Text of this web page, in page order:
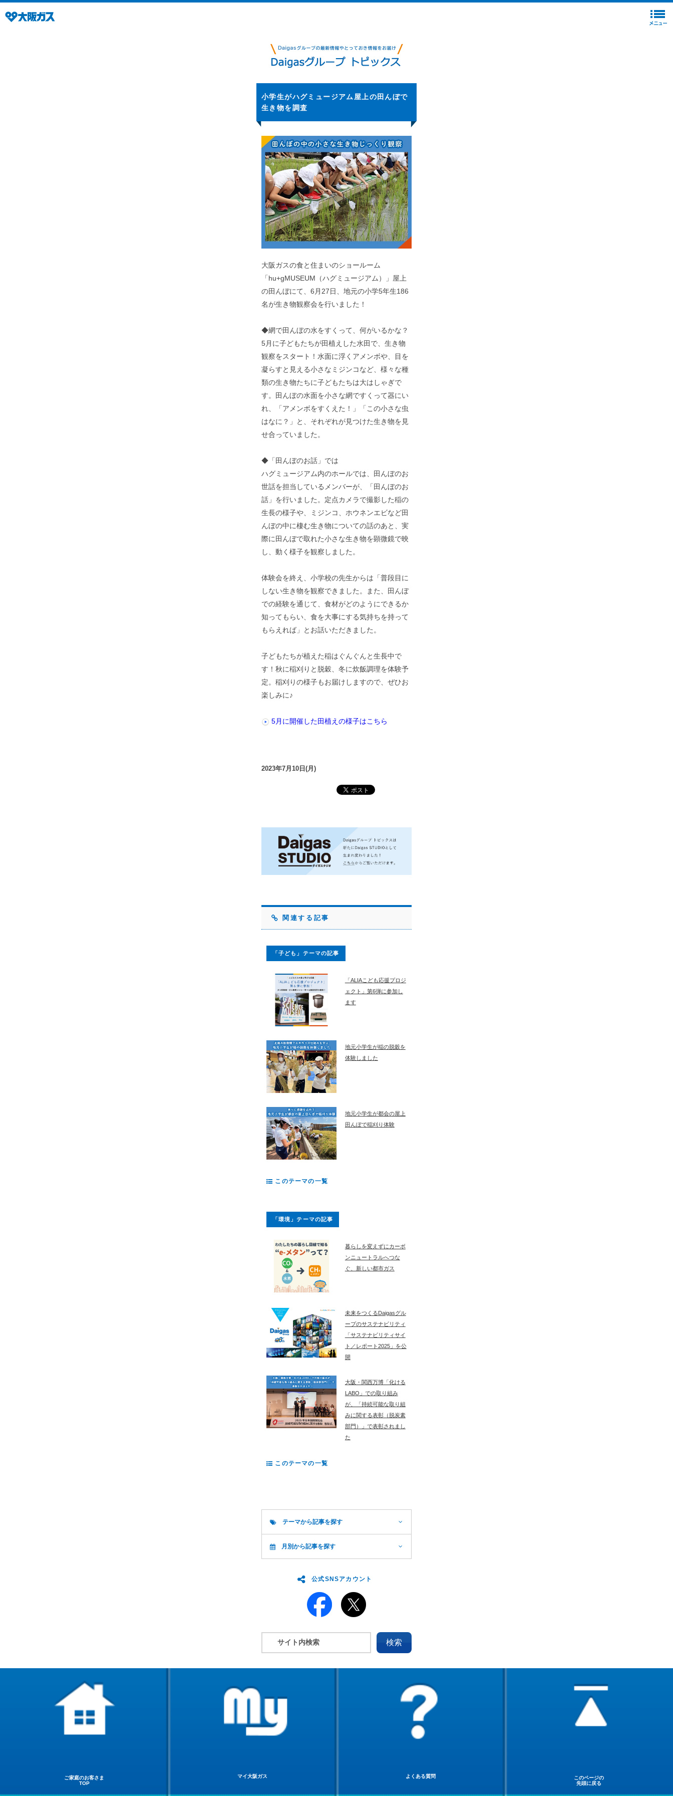
小学生がハグミュージアム屋上の田んぼで
生き物を調査
大阪ガスの食と住まいのショールーム
「hu+gMUSEUM（ハグミュージアム）」屋上
の田んぼにて、6月27日、地元の小学5年生186
名が生き物観察会を行いました！
◆網で田んぼの水をすくって、何がいるかな？
5月に子どもたちが田植えした水田で、生き物
観察をスタート！水面に浮くアメンボや、目を
凝らすと見える小さなミジンコなど、様々な種
類の生き物たちに子どもたちは大はしゃぎで
す。田んぼの水面を小さな網ですくって器にい
れ、「アメンボをすくえた！」「この小さな虫
はなに？」と、それぞれが見つけた生き物を見
せ合っていました。
◆「田んぼのお話」では
ハグミュージアム内のホールでは、田んぼのお
世話を担当しているメンバーが、「田んぼのお
話」を行いました。定点カメラで撮影した稲の
生長の様子や、ミジンコ、ホウネンエビなど田
んぼの中に棲む生き物についての話のあと、実
際に田んぼで取れた小さな生き物を顕微鏡で映
し、動く様子を観察しました。
体験会を終え、小学校の先生からは「普段目に
しない生き物を観察できました。また、田んぼ
での経験を通じて、食材がどのようにできるか
知ってもらい、食を大事にする気持ちを持って
もらえれば」とお話いただきました。
子どもたちが植えた稲はぐんぐんと生長中で
す！秋に稲刈りと脱穀、冬に炊飯調理を体験予
定。稲刈りの様子もお届けしますので、ぜひお
楽しみに♪
5月に開催した田植えの様子はこちら
2023年7月10日(月)
関連する記事
「子ども」テーマの記事
「ALIAこども応援プロジ
ェクト」第6弾に参加し
ます
地元小学生が稲の脱穀を
体験しました
地元小学生が都会の屋上
田んぼで稲刈り体験
このテーマの一覧
「環境」テーマの記事
暮らしを変えずにカーボ
ンニュートラルへつな
ぐ、新しい都市ガス
未来をつくるDaigasグル
ープのサステナビリティ
「サステナビリティサイ
ト／レポート2025」を公
開
大阪・関西万博「化ける
LABO」での取り組み
が、「持続可能な取り組
みに関する表彰（脱炭素
部門）」で表彰されまし
た
このテーマの一覧
テーマから記事を探す
月別から記事を探す
公式SNSアカウント
ご家庭のお客さま
TOP
マイ大阪ガス よくある質問
このページの
先頭に戻る